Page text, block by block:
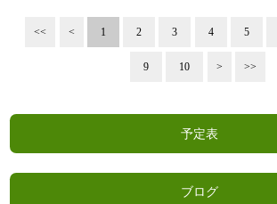
<< < 1 2 3 4 5
9 10 > >>
予定表
ブログ